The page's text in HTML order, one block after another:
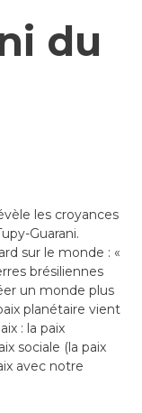
du
les croyances
Guarani.
sur le monde : «
brésiliennes
un monde plus
planétaire vient
: la paix
sociale (la paix
avec notre